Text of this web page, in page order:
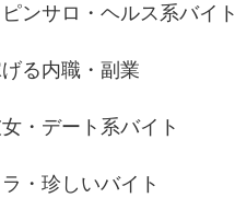
ンサロ・ヘルス系バイト
る内職・副業
・デート系バイト
・珍しいバイト